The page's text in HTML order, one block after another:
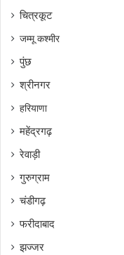
चित्रकूट
जम्मू कश्मीर
पुंछ
श्रीनगर
हरियाणा
महेंद्रगढ़
रेवाड़ी
गुरुग्राम
चंडीगढ़
फरीदाबाद
झज्जर